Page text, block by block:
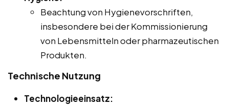
Beachtung von Hygienevorschriften,
insbesondere bei der Kommissionierung
von Lebensmitteln oder pharmazeutischen
Produkten.
Technische Nutzung
Technologieeinsatz: